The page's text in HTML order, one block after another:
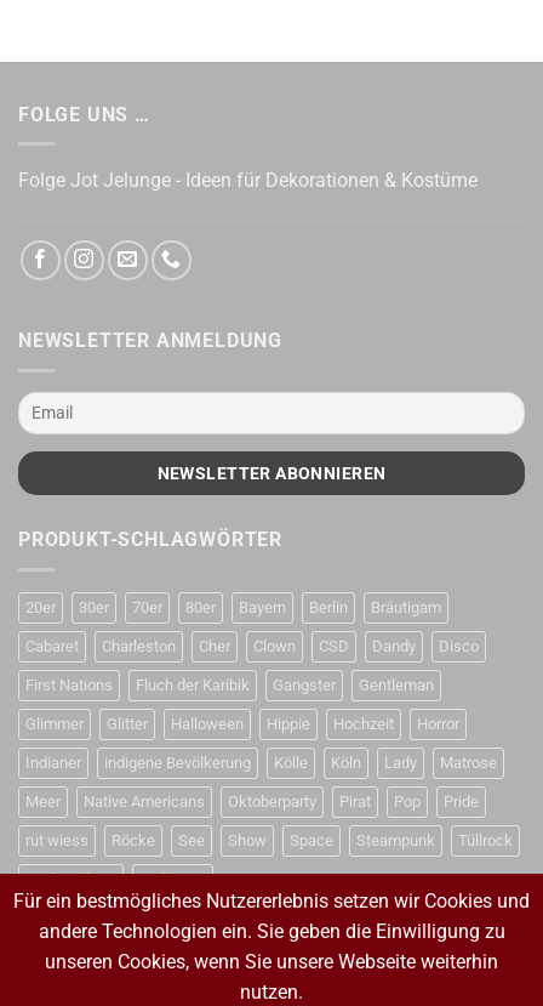
FOLGE UNS …
Folge Jot Jelunge - Ideen für Dekorationen & Kostüme
NEWSLETTER ANMELDUNG
PRODUKT-SCHLAGWÖRTER
20er 30er 70er 80er Bayern Berlin Bräutigam
Cabaret Charleston Cher Clown CSD Dandy Disco
First Nations Fluch der Karibik Gangster Gentleman
Glimmer Glitter Halloween Hippie Hochzeit Horror
Indianer indigene Bevölkerung Kölle Köln Lady Matrose
Meer Native Americans Oktoberparty Pirat Pop Pride
rut wiess Röcke See Show Space Steampunk Tüllrock
Weihnachten Weltraum
VERTRAG WIDERRUFEN
Für ein bestmögliches Nutzererlebnis setzen wir Cookies und
andere Technologien ein. Sie geben die Einwilligung zu
unseren Cookies, wenn Sie unsere Webseite weiterhin
nutzen.